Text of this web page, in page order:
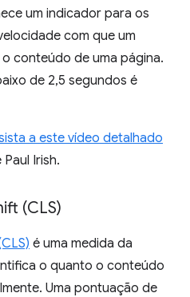
um indicador para os
com que um
conteúdo de uma página.
de 2,5 segundos é
a este vídeo detalhado
Irish.
(CLS)
é uma medida da
o quanto o conteúdo
Uma pontuação de